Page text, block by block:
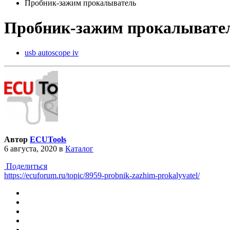
Пробник-зажим прокалыватель
Пробник-зажим
usb autoscope iv
Автор ECUTools
6 августа, 2020 в Каталог
Поделиться
https://ecuforum.ru/topic/8959-probnik-zazhim-prokalyvatel/